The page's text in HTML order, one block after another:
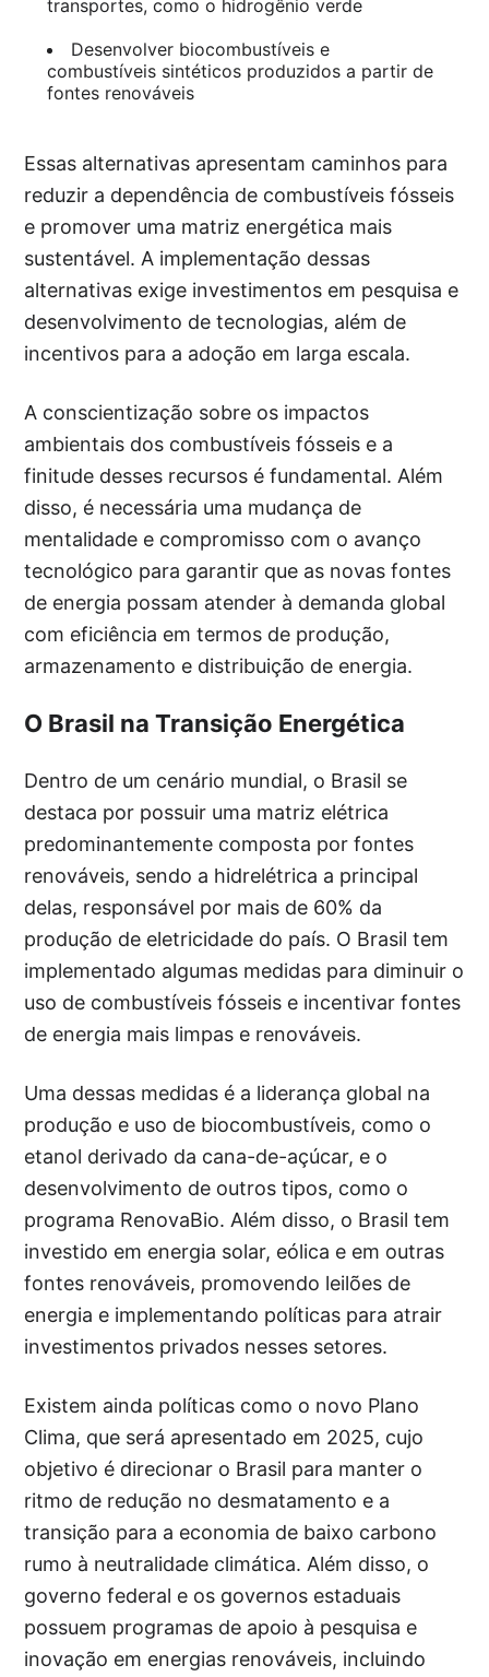
transportes, como o hidrogênio verde
Desenvolver biocombustíveis e
combustíveis sintéticos produzidos a partir de
fontes renováveis
Essas alternativas apresentam caminhos para
reduzir a dependência de combustíveis fósseis
e promover uma matriz energética mais
sustentável. A implementação dessas
alternativas exige investimentos em pesquisa e
desenvolvimento de tecnologias, além de
incentivos para a adoção em larga escala.
A conscientização sobre os impactos
ambientais dos combustíveis fósseis e a
finitude desses recursos é fundamental. Além
disso, é necessária uma mudança de
mentalidade e compromisso com o avanço
tecnológico para garantir que as novas fontes
de energia possam atender à demanda global
com eficiência em termos de produção,
armazenamento e distribuição de energia.
O Brasil na Transição Energética
Dentro de um cenário mundial, o Brasil se
destaca por possuir uma matriz elétrica
predominantemente composta por fontes
renováveis, sendo a hidrelétrica a principal
delas, responsável por mais de 60% da
produção de eletricidade do país. O Brasil tem
implementado algumas medidas para diminuir o
uso de combustíveis fósseis e incentivar fontes
de energia mais limpas e renováveis.
Uma dessas medidas é a liderança global na
produção e uso de biocombustíveis, como o
etanol derivado da cana-de-açúcar, e o
desenvolvimento de outros tipos, como o
programa RenovaBio. Além disso, o Brasil tem
investido em energia solar, eólica e em outras
fontes renováveis, promovendo leilões de
energia e implementando políticas para atrair
investimentos privados nesses setores.
Existem ainda políticas como o novo Plano
Clima, que será apresentado em 2025, cujo
objetivo é direcionar o Brasil para manter o
ritmo de redução no desmatamento e a
transição para a economia de baixo carbono
rumo à neutralidade climática. Além disso, o
governo federal e os governos estaduais
possuem programas de apoio à pesquisa e
inovação em energias renováveis, incluindo